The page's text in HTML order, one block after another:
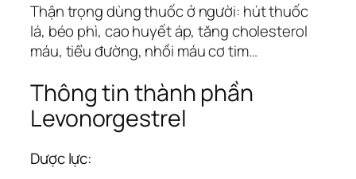
Thận trọng dùng thuốc ở người: hút thuốc
lá, béo phì, cao huyết áp, tăng cholesterol
máu, tiểu đường, nhồi máu cơ tim…
Thông tin thành phần
Levonorgestrel
Dược lực: